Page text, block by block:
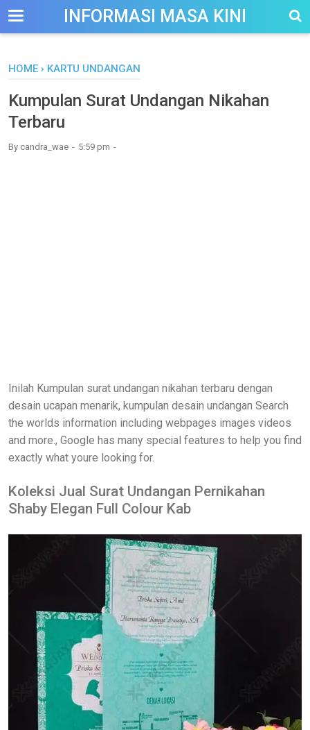
--> INFORMASI MASA KINI
HOME › KARTU UNDANGAN
Kumpulan Surat Undangan Nikahan
Terbaru
By candra_wae 5:59 pm
Inilah Kumpulan surat undangan nikahan terbaru dengan
desain ucapan menarik, kumpulan desain undangan Search
the worlds information including webpages images videos
and more., Google has many special features to help you find
exactly what youre looking for.
Koleksi Jual Surat Undangan Pernikahan
Shaby Elegan Full Colour Kab